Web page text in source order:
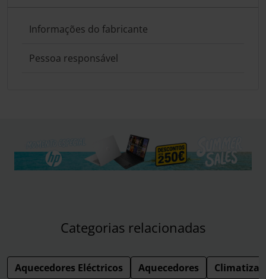
Informações do fabricante
Pessoa responsável
Categorias relacionadas
Aquecedores Eléctricos Aquecedores